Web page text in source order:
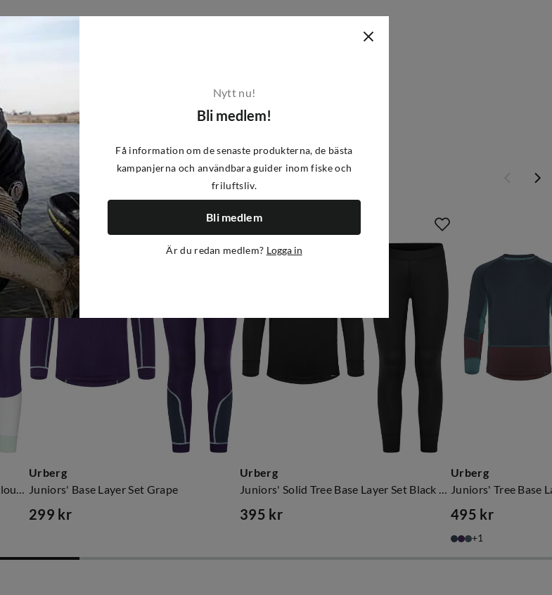
Juniors' Tree Base Layer Set Grape/cloudy Dancer/celadon
Urberg
Juniors' Base Layer Set Grape
299 kr
Urberg
Juniors' Solid Tree Base Layer Set Black Beauty
395 kr
Urberg
Juniors' Tree Base
495 kr
1
Nytt nu!
Bli medlem!
Få information om de senaste produkterna, de bästa
kampanjerna och användbara guider inom fiske och
friluftsliv.
Bli medlem
Är du redan medlem? Logga in